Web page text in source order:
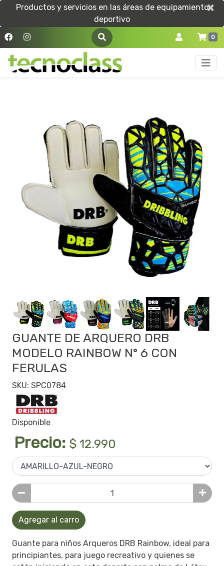
Productos y servicios en las áreas de equipamiento
deportivo
×
×
0
GUANTE DE ARQUERO DRB
MODELO RAINBOW N° 6 CON
FERULAS
SKU: SPC0784
Disponible
Precio: $ 12.990
Agregar al carro
Guante para niños Arqueros DRB Rainbow, ideal para
principiantes, para juego recreativo y quienes se